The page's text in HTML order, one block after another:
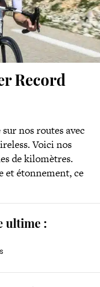
Record
nos routes avec
Voici nos
de kilomètres.
et étonnement, ce
ultime :